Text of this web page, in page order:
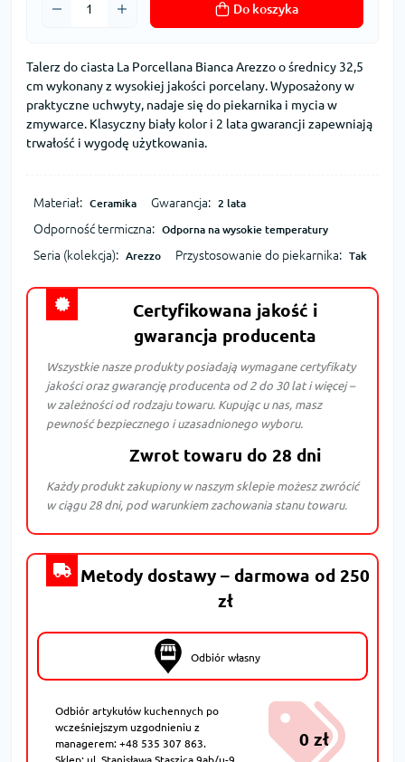
Do koszyka
Talerz do ciasta La Porcellana Bianca Arezzo o średnicy 32,5
cm wykonany z wysokiej jakości porcelany. Wyposażony w
praktyczne uchwyty, nadaje się do piekarnika i mycia w
zmywarce. Klasyczny biały kolor i 2 lata gwarancji zapewniają
trwałość i wygodę użytkowania.
Materiał: Ceramika Gwarancja: 2 lata
Odporność termiczna: Odporna na wysokie temperatury
Seria (kolekcja): Arezzo Przystosowanie do piekarnika: Tak
Certyfikowana jakość i
gwarancja producenta
Wszystkie nasze produkty posiadają wymagane certyfikaty
jakości oraz gwarancję producenta od 2 do 30 lat i więcej –
w zależności od rodzaju towaru. Kupując u nas, masz
pewność bezpiecznego i uzasadnionego wyboru.
Zwrot towaru do 28 dni
Każdy produkt zakupiony w naszym sklepie możesz zwrócić
w ciągu 28 dni, pod warunkiem zachowania stanu towaru.
Metody dostawy – darmowa od 250
zł
Odbiór własny
Odbiór artykułów kuchennych po
wcześniejszym uzgodnieniu z
managerem: +48 535 307 863.
Sklep: ul. Stanisława Staszica 9ab/u-9,
0 zł